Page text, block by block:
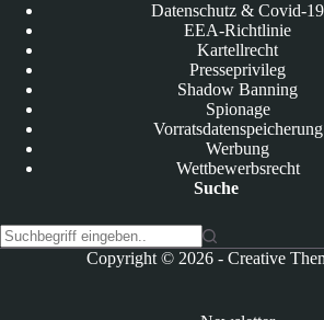
Datenschutz & Covid-19
EEA-Richtlinie
Kartellrecht
Presseprivileg
Shadow Banning
Spionage
Vorratsdatenspeicherung
Werbung
Wettbewerbsrecht
Suche
Copyright © 2026 -Creative